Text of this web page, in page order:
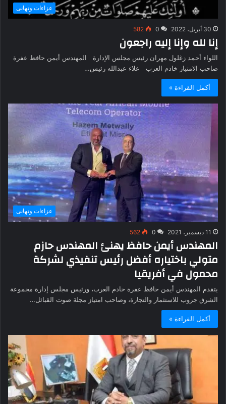
عزاءات وتهانى
30 أبريل، 2022 0
582
إنا لله وإنا إليه راجعون
اللواء أحمد زغلول مهران رئيس مجلس الإدارة المهندس أيمن حافظ عفرة
صاحب الامتياز خادم العرب علاء عبدالله رئيس…
أكمل القراءة »
عزاءات وتهانى
11 ديسمبر، 2021 0
562
المهندس أيمن حافظ يهنئ المهندس حازم
متولي باختياره أفضل رئيس تنفيذي لشركة
محمول في أفريقيا
يتقدم المهندس أيمن حافظ عفرة خادم العرب، ورئيس مجلس إدارة مجموعة
الشرق جروب للاستثمار والتجارة، وصاحب امتياز مجلة صوت القبائل…
أكمل القراءة »